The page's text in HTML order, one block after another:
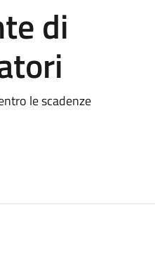
di
le scadenze